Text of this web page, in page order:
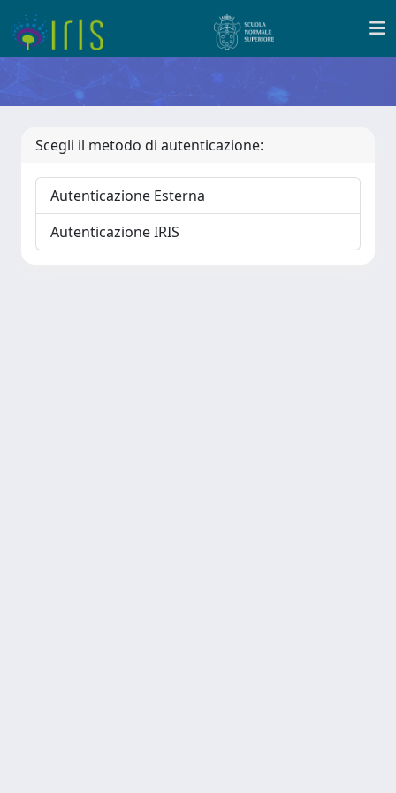
Scegli il metodo di autenticazione:
Autenticazione Esterna
Autenticazione IRIS